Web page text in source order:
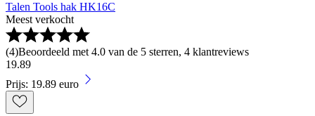
Talen Tools hak HK16C
Meest verkocht
(4)Beoordeeld met 4.0 van de 5 sterren, 4 klantreviews
19.89
Prijs: 19.89 euro